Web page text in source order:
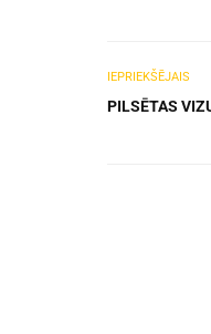
IEPRIEKŠĒJAIS
PILSĒTAS